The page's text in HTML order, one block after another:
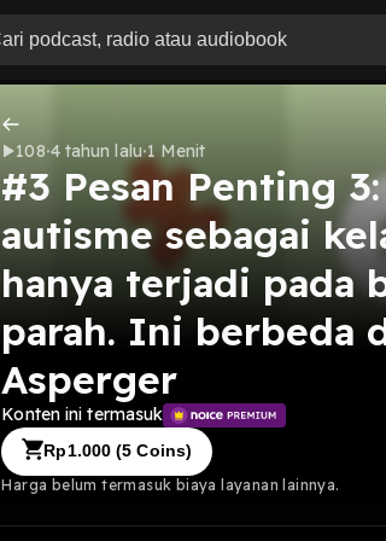
108 4 tahun lalu 1 Menit
#3 Pesan Penting
autisme sebagai
hanya terjadi pada
parah. Ini berbeda
Asperger
Konten ini termasuk
Rp1.000 (5 Coins)
Harga belum termasuk biaya layanan lainnya.